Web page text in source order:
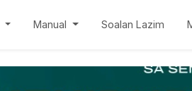
Manual Soalan Lazim